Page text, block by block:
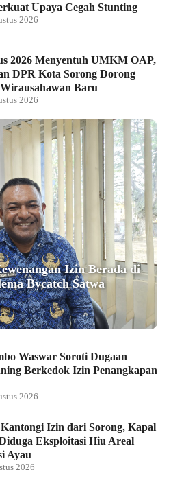
Upaya Cegah Stunting
2026
2026 Menyentuh UMKM OAP,
DPR Kota Sorong Dorong
Baru
2026
Izin Berada di
Bycatch Satwa
Waswar Soroti Dugaan
Berkedok Izin Penangkapan
2026
Izin dari Sorong, Kapal
Eksploitasi Hiu Areal
Ayau
2026